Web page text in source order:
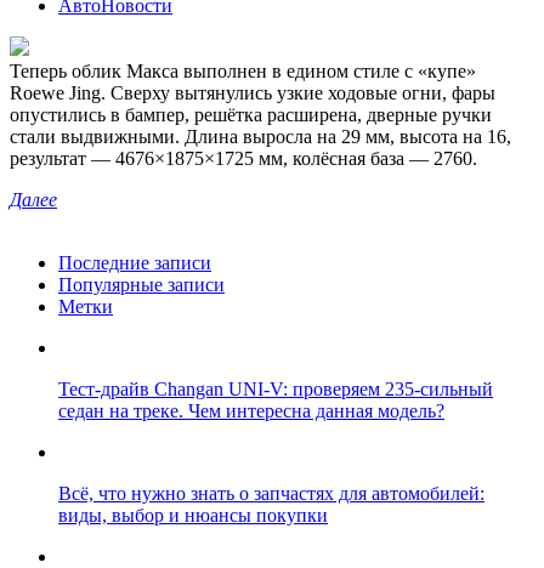
АвтоНовости
Теперь облик Макса выполнен в едином стиле с «купе»
Roewe Jing. Сверху вытянулись узкие ходовые огни, фары
опустились в бампер, решётка расширена, дверные ручки
стали выдвижными. Длина выросла на 29 мм, высота на 16,
результат — 4676×1875×1725 мм, колёсная база — 2760.
Далее
Последние записи
Популярные записи
Метки
Тест-драйв Changan UNI-V: проверяем 235-сильный
седан на треке. Чем интересна данная модель?
Всё, что нужно знать о запчастях для автомобилей:
виды, выбор и нюансы покупки